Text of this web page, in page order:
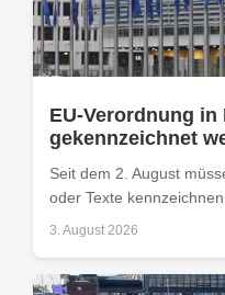
EU-Verordnung
gekennzeichnet
Seit dem 2. August
oder Texte
3. August 2026